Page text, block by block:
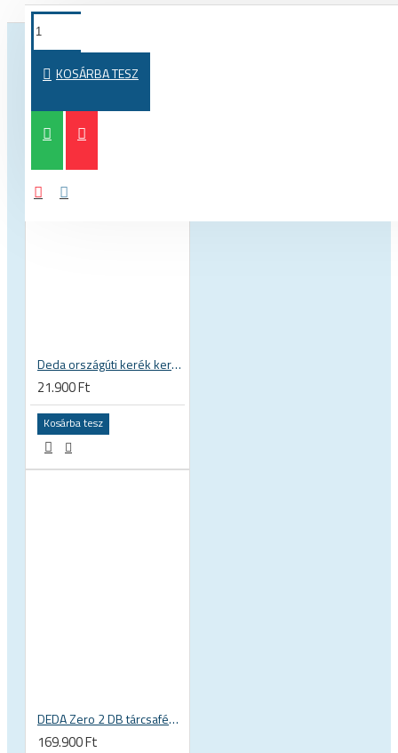
KOSÁRBA TESZ
TOVÁBBI TERMÉKEK EBBŐL A KATEGÓRIÁBÓL
Deda országúti kerék kerékszett táska
21.900 Ft
Kosárba tesz
DEDA Zero 2 DB tárcsafékes alu országúti kerékszett (peremes)
169.900 Ft